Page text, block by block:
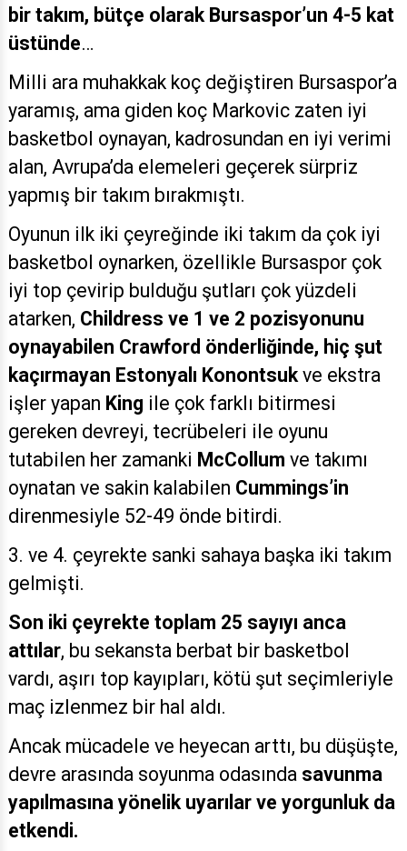
bir takım, bütçe olarak Bursaspor’un 4-5 kat
üstünde…
Milli ara muhakkak koç değiştiren Bursaspor’a
yaramış, ama giden koç Markovic zaten iyi
basketbol oynayan, kadrosundan en iyi verimi
alan, Avrupa’da elemeleri geçerek sürpriz
yapmış bir takım bırakmıştı.
Oyunun ilk iki çeyreğinde iki takım da çok iyi
basketbol oynarken, özellikle Bursaspor çok
iyi top çevirip bulduğu şutları çok yüzdeli
atarken, Childress ve 1 ve 2 pozisyonunu
oynayabilen Crawford önderliğinde, hiç şut
kaçırmayan Estonyalı Konontsukve ekstra
işler yapan King ile çok farklı bitirmesi
gereken devreyi, tecrübeleri ile oyunu
tutabilen her zamanki McCollum ve takımı
oynatan ve sakin kalabilen Cummings’in
direnmesiyle 52-49 önde bitirdi.
3. ve 4. çeyrekte sanki sahaya başka iki takım
gelmişti.
Son iki çeyrekte toplam 25 sayıyı anca
attılar, bu sekansta berbat bir basketbol
vardı, aşırı top kayıpları, kötü şut seçimleriyle
maç izlenmez bir hal aldı.
Ancak mücadele ve heyecan arttı, bu düşüşte,
devre arasında soyunma odasında savunma
yapılmasına yönelik uyarılar ve yorgunluk da
etkendi.